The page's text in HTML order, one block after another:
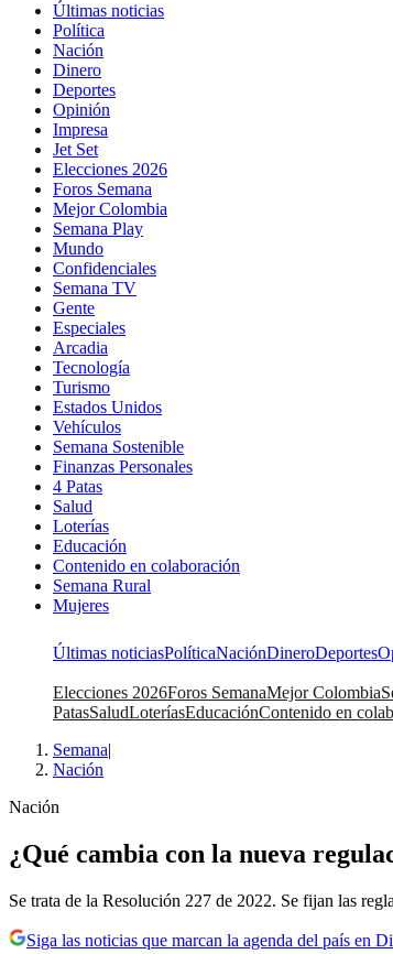
Últimas noticias
Política
Nación
Dinero
Deportes
Opinión
Impresa
Jet Set
Elecciones 2026
Foros Semana
Mejor Colombia
Semana Play
Mundo
Confidenciales
Semana TV
Gente
Especiales
Arcadia
Tecnología
Turismo
Estados Unidos
Vehículos
Semana Sostenible
Finanzas Personales
4 Patas
Salud
Loterías
Educación
Contenido en colaboración
Semana Rural
Mujeres
Últimas noticiasPolíticaNaciónDineroDeportes
Elecciones 2026Foros SemanaMejor Colombia
PatasSaludLoteríasEducaciónContenido en
Semana|
Nación
Nación
¿Qué cambia con la nueva
Se trata de la Resolución 227 de 2022. Se fijan las
Siga las noticias que marcan la agenda del país en